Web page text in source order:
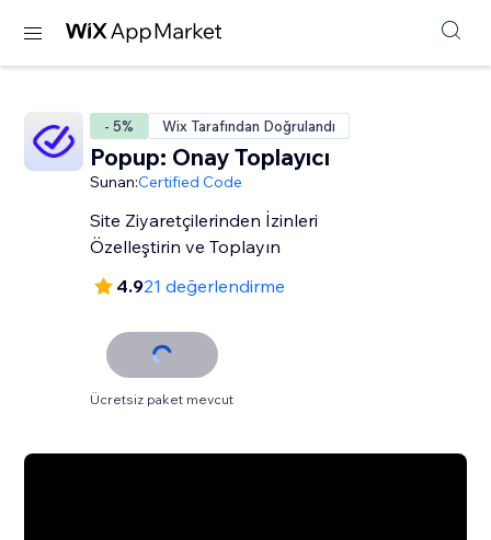
- 5% Wix Tarafından Doğrulandı
Popup: Onay Toplayıcı
Sunan:Certified Code
Site Ziyaretçilerinden İzinleri
Özelleştirin ve Toplayın
4.921 değerlendirme
Ücretsiz paket mevcut